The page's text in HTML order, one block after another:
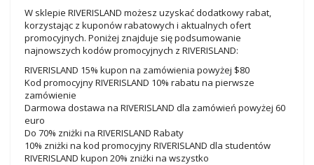
W sklepie RIVERISLAND możesz uzyskać dodatkowy rabat,
korzystając z kuponów rabatowych i aktualnych ofert
promocyjnych. Poniżej znajduje się podsumowanie
najnowszych kodów promocyjnych z RIVERISLAND:
RIVERISLAND 15% kupon na zamówienia powyżej $80
Kod promocyjny RIVERISLAND 10% rabatu na pierwsze
zamówienie
Darmowa dostawa na RIVERISLAND dla zamówień powyżej 60
euro
Do 70% zniżki na RIVERISLAND Rabaty
10% zniżki na kod promocyjny RIVERISLAND dla studentów
RIVERISLAND kupon 20% zniżki na wszystko